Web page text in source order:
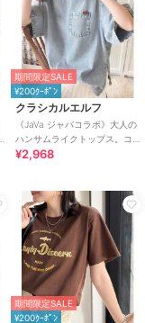
期間限定SALE
¥200ｸｰﾎﾟﾝ
クラシカルエルフ
《JaVa ジャバコラボ》大人の
ハンサムライクトップス。コ
ットン100%サイドファスナー
¥2,968
期間限定SALE
¥200ｸｰﾎﾟﾝ